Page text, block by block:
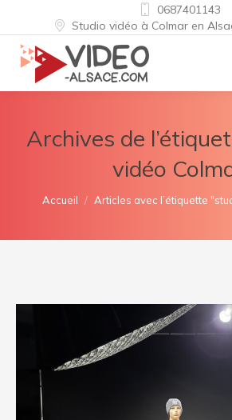
0687401143
Studio vidéo à Colmar en
Archives de
vidéo
Vous êtes ici :
Accueil Articles avec l’étiquette